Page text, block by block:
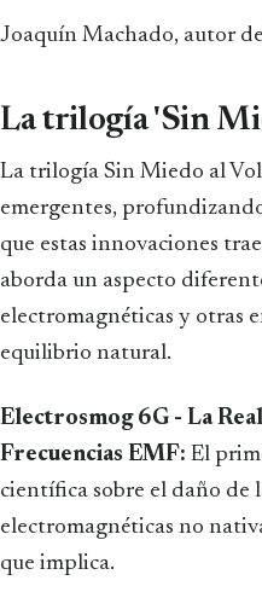
Joaquín Machado, autor
La trilogía 'Sin
La trilogía Sin Miedo al
emergentes,
que estas innovaciones
aborda un aspecto
electromagnéticas y otras
equilibrio natural.
Electrosmog 6G - La
Frecuencias EMF: El
científica sobre el daño de
electromagnéticas no
que implica.